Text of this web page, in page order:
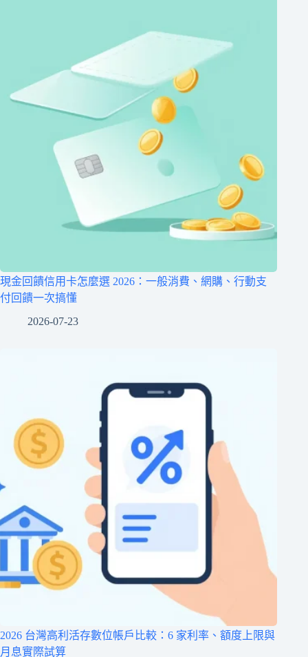
現金回饋信用卡怎麼選 2026：一般消費、網購、行動支
付回饋一次搞懂
2026-07-23
2026 台灣高利活存數位帳戶比較：6 家利率、額度上限與
月息實際試算